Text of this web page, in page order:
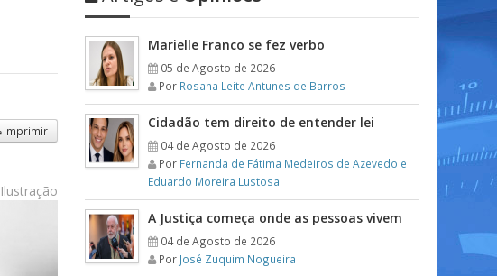
Imprimir
Ilustração
Marielle Franco se fez verbo
05 de Agosto de 2026
Por Rosana Leite Antunes de Barros
Cidadão tem direito de entender lei
04 de Agosto de 2026
Por Fernanda de Fátima Medeiros de Azevedo e
Eduardo Moreira Lustosa
A Justiça começa onde as pessoas vivem
04 de Agosto de 2026
Por José Zuquim Nogueira